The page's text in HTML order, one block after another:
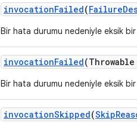
invocationFailed(Failure
Bir hata durumu nedeniyle eksik bir
invocationFailed
Bir hata durumu nedeniyle eksik bir
invocationSkipped(Skip